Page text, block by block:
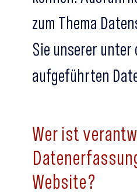
zum Thema
Sie unserer unter
aufgeführten
Wer ist
Website?